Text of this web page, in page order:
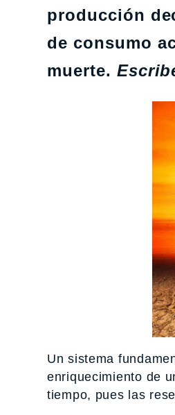
producción
de consumo
muerte.
Un sistema
enriquecimiento de
tiempo, pues las